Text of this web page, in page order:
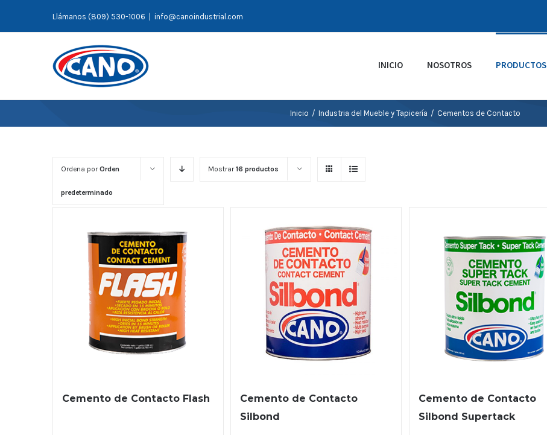
Llámanos (809) 530-1006 info@canoindustrial.com
INICIO NOSOTROS PRODUCTOS
Inicio / Industria del Mueble y Tapicería / Cementos de Contacto
Ordena porOrden
predeterminado
Mostrar16 productos
Cemento de Contacto Flash
Cemento de Contacto
Silbond
Cemento de Contacto
Silbond Supertack